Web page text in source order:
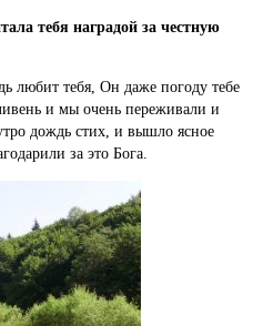
тебя наградой за честную
любит тебя, Он даже погоду тебе
и мы очень переживали и
дождь стих, и вышло ясное
за это Бога.